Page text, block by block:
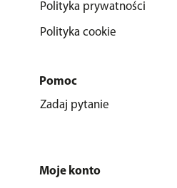
Polityka prywatności
Polityka cookie
Pomoc
Zadaj pytanie
Moje konto